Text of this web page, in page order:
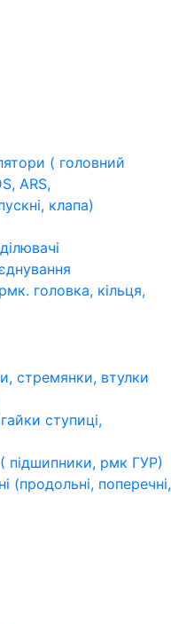
( головний
ARS,
клапа)
головка, кільця,
стремянки, втулки
ступиці,
підшипники, рмк ГУР)
(продольні, поперечні,